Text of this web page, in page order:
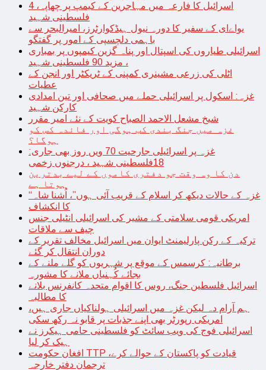
اسرائیل کا فارعہ میں مہاجرین کے کیمپ پر چھاپہ، 4
فلسطینی شہید
یواےای کے سفیر کا دورہ نیول ہیڈکوارٹرز، امیرالبحر سے
باہمی دلچسپی کے امور پر گفتگو
اسرائیلی طیاروں کی اسپتال اور پناہ گزین کیمپوں پر بمباری
، مزید 90 فلسطینی شہید
اٹلی کی زرعی مشینری کمپنی کے ٹریکٹر اور انجن کے
عطیات
غزہ: اسکول پر اسرائیلی حملے میں صحافی اور تین امدادی
کارکن شہید
شیخ مشعل الاحمد الصباح کویت کے نئے امیر مقرر
غزہ میں جنگ بندی کب ہوگی اور فائدہ کس کو
ہوگا؟
غزہ پر اسرائیلی جارحیت 70 ویں روز بھی جاری:
18فلسطینی شہید ، درجنوں زخمی
دن کا وہ وقت جو دفتری کاموں کے لیے بدترین
ہوتا ہے
“غزہ کے حالات دیکھ کر اسلام کے قریب آئی ہوں”، اُشنا شاہ
کا انکشاف
امریکی قومی سلامتی کے مشیر کی اسرائیلی انٹیلی جنس
چیف سے ملاقات
ترکیہ کے رکن پارلیمنٹ ایوان میں اسرائیل مخالف تقریر کے
دوران انتقال کر گئے
برطانیہ: کرسمس کے موقع پر شہریوں کو گلے ملنے کے
بجائے کُہنیاں ملانے کا مشورہ
اسرائیل فلسطین جنگ، روس کا اقوام متحدہ کانفرنس بلانے
کا مطالبہ
ہم آرام دہ لیکن غزہ میں اسرائیلی ہولناکیاں جاری ہیں،
امریکی رپورٹر بھی اپنے جذبات پر قابو نہ رکھ سکی
اسرائیلی فوج کی ویب سائٹ کو فلسطینی حامی ہیکرز نے
ہیک کر لیا
افغان حکومت TTP قیادت کو پاکستان کے حوالے کرے،
ترجمان دفتر خارجہ